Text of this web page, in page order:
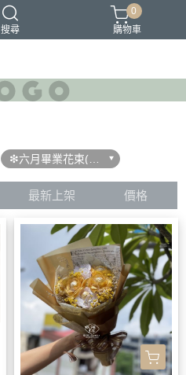
搜尋
0
購物車
❇六月畢業花束(卡
通玩偶精緻花束.巧
克力花束/零食餅乾
花束)最新上架 價格